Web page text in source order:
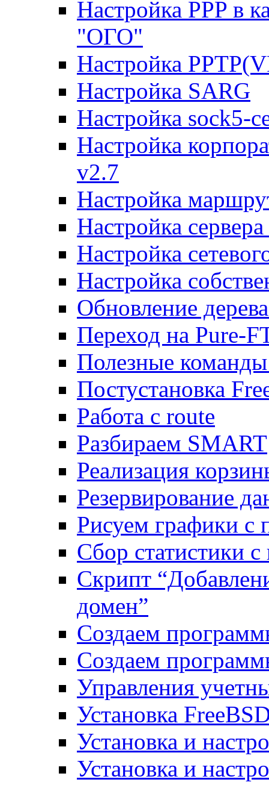
Настройка PPP в
"ОГО"
Настройка
Настройка SARG
Настройка sock5-
Настройка
v2.7
Настройка
Настройка
Настройка
Настройка
Обновление
Переход на Pure-
Полезные
Постустановка
Работа с route
Разбираем SMART
Реализация
Резервирование
Рисуем графики
Сбор статистики
Скрипт
домен”
Создаем
Создаем
Управления
Установка
Установка и
Установка и